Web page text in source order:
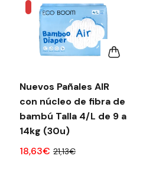
Nuevos Pañales AIR
con núcleo de fibra de
bambú Talla 4/L de 9 a
14kg (30u)
18,63€ 21,13€